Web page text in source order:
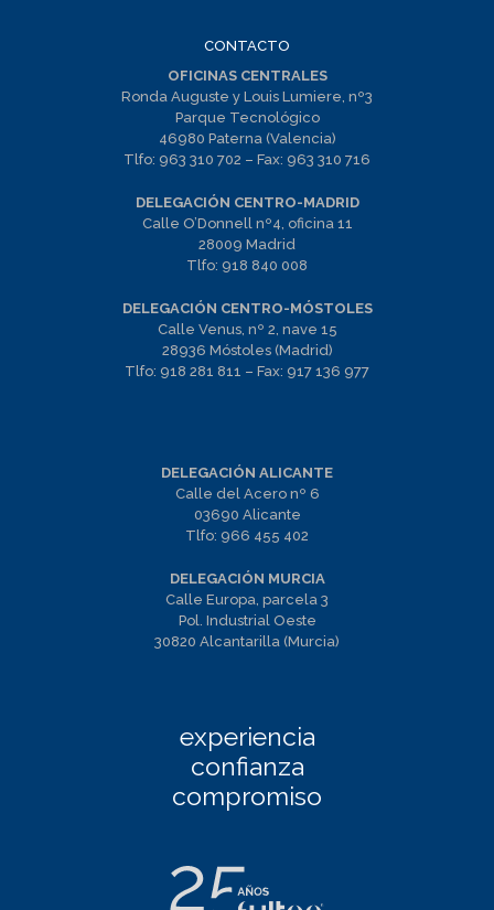
CONTACTO
OFICINAS CENTRALES
Ronda Auguste y Louis Lumiere, nº3
Parque Tecnológico
46980 Paterna (Valencia)
Tlfo: 963 310 702 – Fax: 963 310 716
DELEGACIÓN CENTRO-MADRID
Calle O’Donnell nº4, oficina 11
28009 Madrid
Tlfo: 918 840 008
DELEGACIÓN CENTRO-MÓSTOLES
Calle Venus, nº 2, nave 15
28936 Móstoles (Madrid)
Tlfo: 918 281 811 – Fax: 917 136 977
DELEGACIÓN ALICANTE
Calle del Acero nº 6
03690 Alicante
Tlfo: 966 455 402
DELEGACIÓN MURCIA
Calle Europa, parcela 3
Pol. Industrial Oeste
30820 Alcantarilla (Murcia)
experiencia
confianza
compromiso